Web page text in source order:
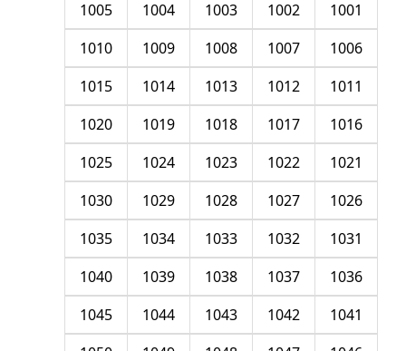
1001
1002
1003
1004
1005
1006
1007
1008
1009
1010
1011
1012
1013
1014
1015
1016
1017
1018
1019
1020
1021
1022
1023
1024
1025
1026
1027
1028
1029
1030
1031
1032
1033
1034
1035
1036
1037
1038
1039
1040
1041
1042
1043
1044
1045